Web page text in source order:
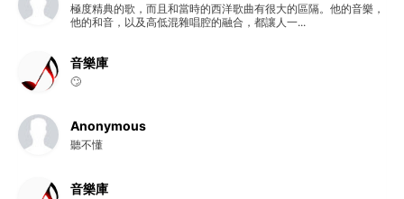
極度精典的歌，而且和當時的西洋歌曲有很大的區隔。他的音樂，
他的和音，以及高低混雜唱腔的融合，都讓人一...
音樂庫
🙄
Anonymous
聽不懂
音樂庫